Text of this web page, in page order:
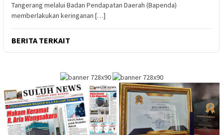
Tangerang melalui Badan Pendapatan Daerah (Bapenda)
memberlakukan keringanan […]
BERITA TERKAIT